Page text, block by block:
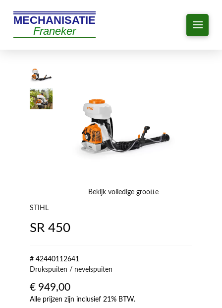
MECHANISATIE
Franeker
Bekijk volledige grootte
STIHL
SR 450
# 42440112641
Drukspuiten / nevelspuiten
€ 949,00
Alle prijzen zijn inclusief 21% BTW.